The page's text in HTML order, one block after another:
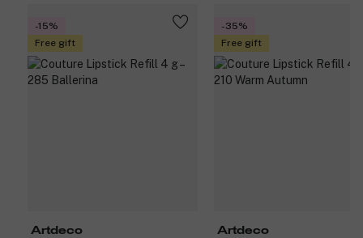
-15%
Free gift
Artdeco
-35%
Free gift
Artdeco